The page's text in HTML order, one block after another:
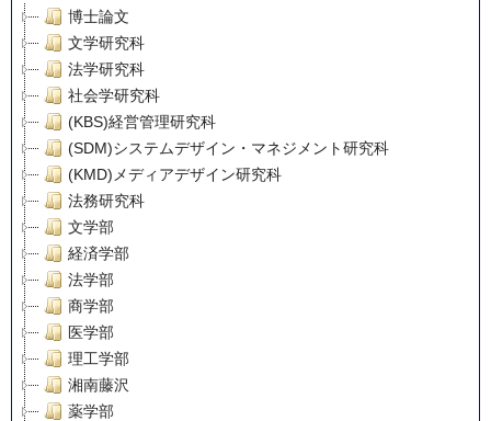
博士論文
文学研究科
法学研究科
社会学研究科
(KBS)経営管理研究科
(SDM)システムデザイン・マネジメント研究科
(KMD)メディアデザイン研究科
法務研究科
文学部
経済学部
法学部
商学部
医学部
理工学部
湘南藤沢
薬学部